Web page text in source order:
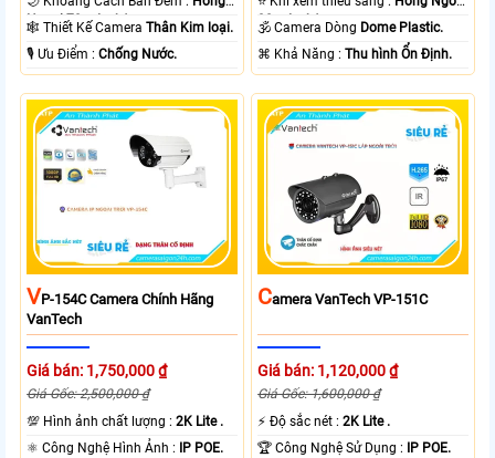
Ngoại 70m Led Array.
🕸️ Thiết Kế CameraThân Kim loại.
️🎙 Ưu Điểm :Chống Nước.
30m Led Array.
🕉️ Camera Dòng Dome Plastic.
️⌘ Khả Năng :Thu hình Ổn Định.
VP-154C Camera Chính Hãng
VanTech
Giá bán: 1,750,000 ₫
Giá Gốc: 2,500,000 ₫
💯 Hình ảnh chất lượng :2K Lite .
⚛️ Công Nghệ Hình Ảnh : IP POE.
CAmera VanTech VP-151C
Giá bán: 1,120,000 ₫
Giá Gốc: 1,600,000 ₫
️⚡ Độ sắc nét :2K Lite .
🏆 Công Nghệ Sử Dụng : IP POE.